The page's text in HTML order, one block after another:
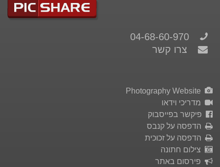
צרו קשר
מדריכי וידאו
פיקשר בפייסבוק
הדפסה על קנבס
הדפסה על זכוכית
צילום חתונה
פירסום באתר